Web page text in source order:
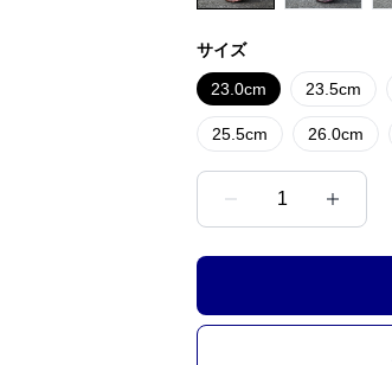
サイズ
23.0cm 23.5cm
25.5cm 26.0cm
1